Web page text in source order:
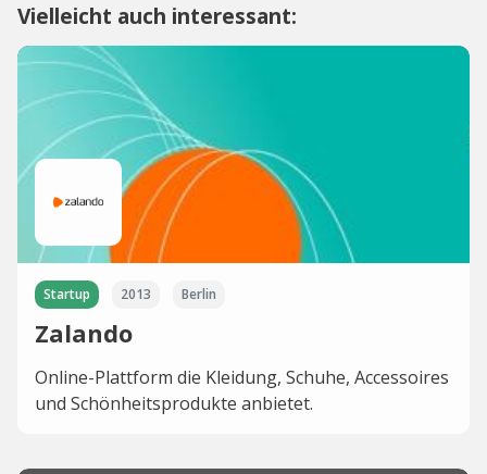
Vielleicht auch interessant:
Startup 2013 Berlin
Zalando
Online-Plattform die Kleidung, Schuhe, Accessoires
und Schönheitsprodukte anbietet.